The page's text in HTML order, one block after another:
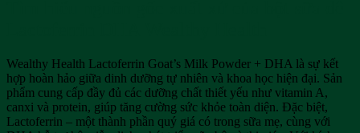
Wealthy Health Lactoferrin Goat’s Milk Powder + DHA là sự kết
hợp hoàn hảo giữa dinh dưỡng tự nhiên và khoa học hiện đại. Sản
phẩm cung cấp đầy đủ các dưỡng chất thiết yếu như vitamin A,
canxi và protein, giúp tăng cường sức khỏe toàn diện. Đặc biệt,
Lactoferrin – một thành phần quý giá có trong sữa mẹ, cùng với